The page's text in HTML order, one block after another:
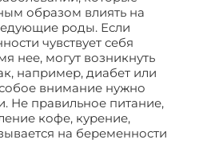
образом влиять на
роды. Если
чувствует себя
нее, могут возникнуть
например, диабет или
внимание нужно
Не правильное питание,
кофе, курение,
на беременности